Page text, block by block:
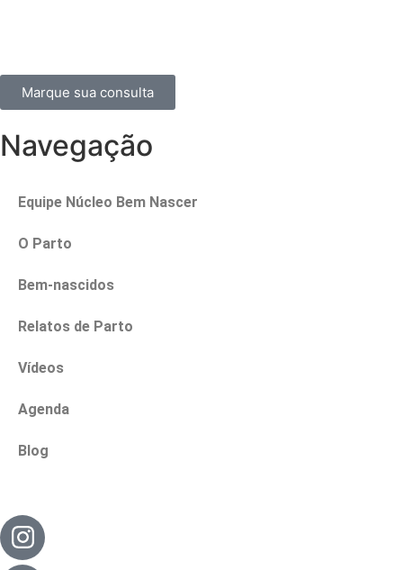
Marque sua consulta
Navegação
Equipe Núcleo Bem Nascer
O Parto
Bem-nascidos
Relatos de Parto
Vídeos
Agenda
Blog